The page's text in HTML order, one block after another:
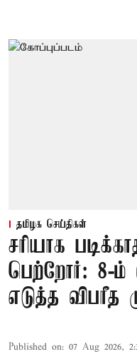
தமிழக செய்திகள்
சரியாக
பெற்றோர்: 8-ம்
எடுத்த விபரீத
Published on: 07 Aug 2026,